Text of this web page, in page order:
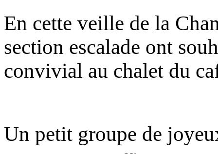
En cette veille de la
section escalade ont
convivial au chalet du
Un petit groupe de